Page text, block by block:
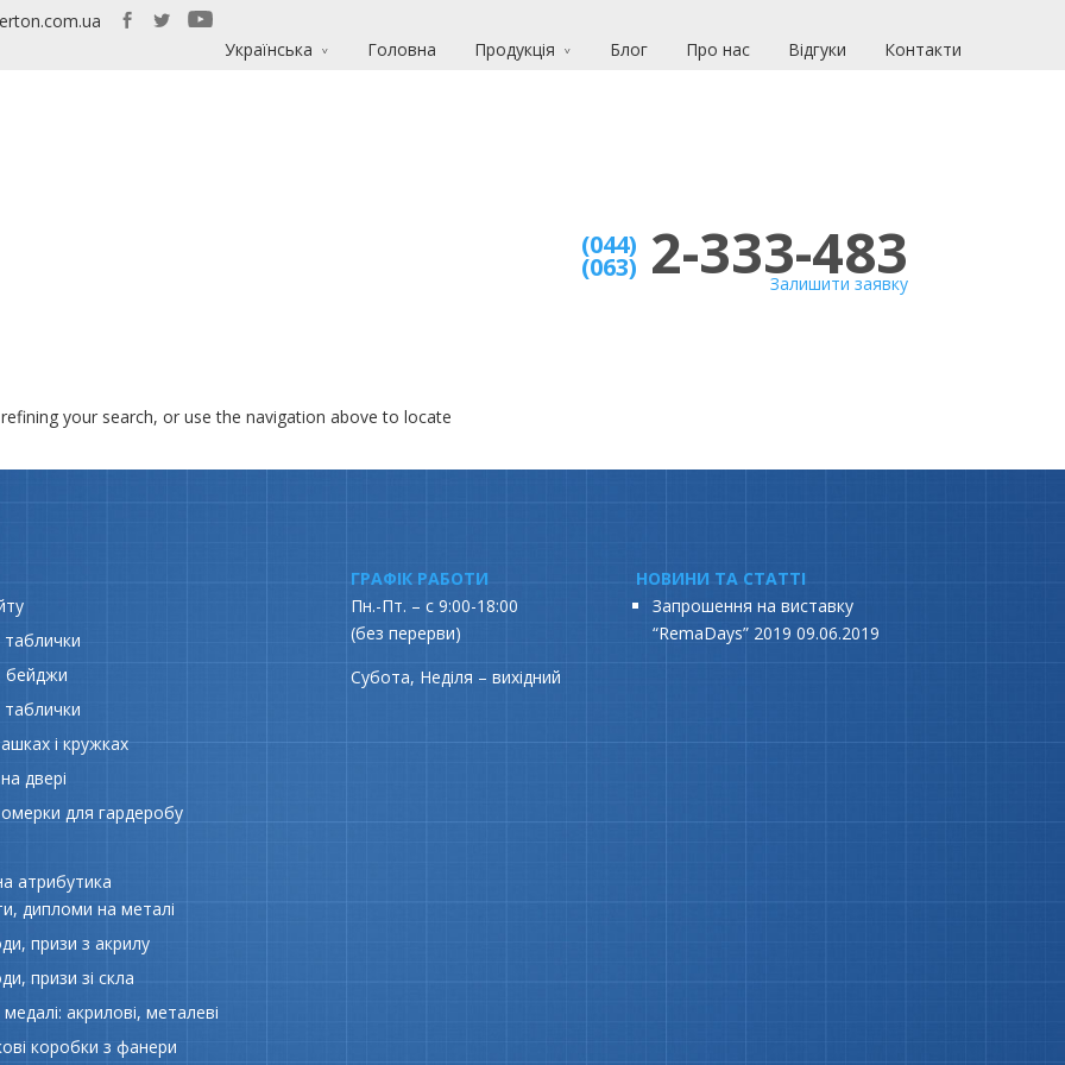
Українська
Головна Продукція Блог Про нас Вiдгуки Контакти
2-333-483
(044)
(063)
Залишити заявку
your search, or use the navigation above to locate
таблички
бейджи
таблички
і кружках
двері
для гардеробу
атрибутика
дипломи на металі
призи з акрилу
призи зі скла
акрилові, металеві
коробки з фанери
ГРАФІК РАБОТИ
Пн.-Пт. – с 9:00-18:00
(без перерви)
Субота, Неділя – вихідний
НОВИНИ ТА СТАТТІ
Запрошення на виставку
“RemaDays” 2019 09.06.2019